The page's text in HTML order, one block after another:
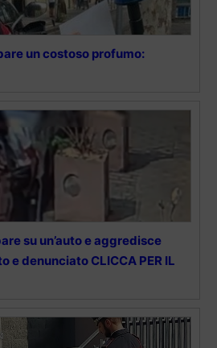
un costoso profumo:
su un’auto e aggredisce
e denunciato CLICCA PER IL